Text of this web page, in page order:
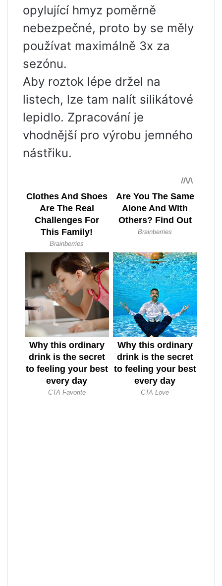
opylující hmyz poměrně
nebezpečné, proto by se měly
používat maximálně 3x za
sezónu.
Aby roztok lépe držel na
listech, lze tam nalít silikátové
lepidlo. Zpracování je
vhodnější pro výrobu jemného
nástřiku.